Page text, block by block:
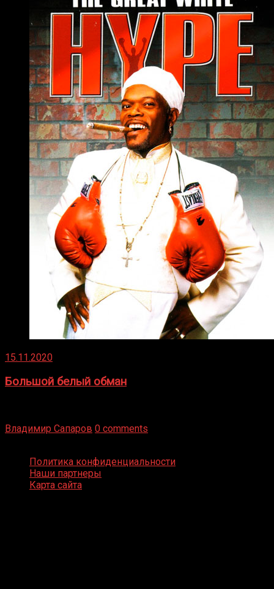
15.11.2020
Большой белый обман
Владимир Сапаров 0 comments
Политика конфиденциальности
Наши партнеры
Карта сайта